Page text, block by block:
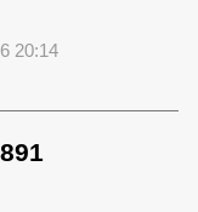
20:14